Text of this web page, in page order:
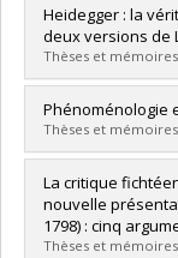
Diplômé(e) :
Cycle :Maîtrise
Diplôme obtenu
Lien vers le
Heidegger : la
deux versions de
Thèses et
Diplômé(e) :
Cycle : Maîtrise
Diplôme obtenu
Lien vers le
Phénoménologie
Thèses et
Diplômé(e) :
Cycle :Maîtrise
Diplôme obtenu
Lien vers le
La critique
nouvelle
1798) : cinq
Thèses et